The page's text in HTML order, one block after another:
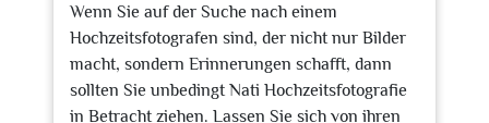
Wenn Sie auf der Suche nach einem
Hochzeitsfotografen sind, der nicht nur Bilder
macht, sondern Erinnerungen schafft, dann
sollten Sie unbedingt Nati Hochzeitsfotografie
in Betracht ziehen. Lassen Sie sich von ihren